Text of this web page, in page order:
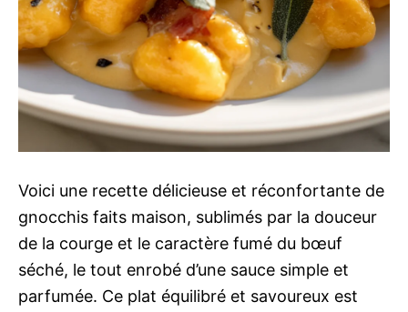
Voici une recette délicieuse et réconfortante de
gnocchis faits maison, sublimés par la douceur
de la courge et le caractère fumé du bœuf
séché, le tout enrobé d’une sauce simple et
parfumée. Ce plat équilibré et savoureux est